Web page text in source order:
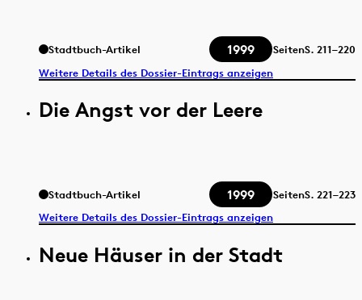
Stadtbuch-Artikel 1999 SeitenS. 211–220
Weitere Details des Dossier-Eintrags anzeigen
Die Angst vor der Leere
Stadtbuch-Artikel 1999 SeitenS. 221–223
Weitere Details des Dossier-Eintrags anzeigen
Neue Häuser in der Stadt